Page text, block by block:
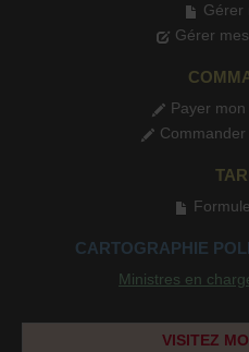
Gérer
Gérer
Payer
CARTOGRAPHIE
Ministres en
VISITEZ